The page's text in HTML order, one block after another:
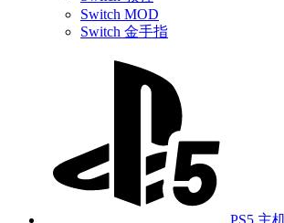
Switch MOD
Switch 金手指